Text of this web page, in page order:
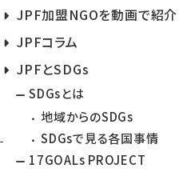
JPF加盟NGOを動画で紹介
JPFコラム
JPFとSDGs
SDGsとは
地域からのSDGs
SDGsで見る各国事情
17GOALs PROJECT